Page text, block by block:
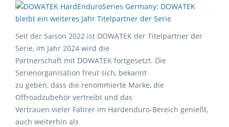
Seit der Saison 2022 ist DOWATEK der Titelpartner der
Serie, im Jahr 2024 wird die
Partnerschaft mit DOWATEK fortgesetzt. Die
Serienorganisation freut sich, bekannt
zu geben, dass die renommierte Marke, die
Offroadzubehör vertreibt und das
Vertrauen vieler Fahrer im Hardenduro-Bereich genießt,
auch weiterhin als